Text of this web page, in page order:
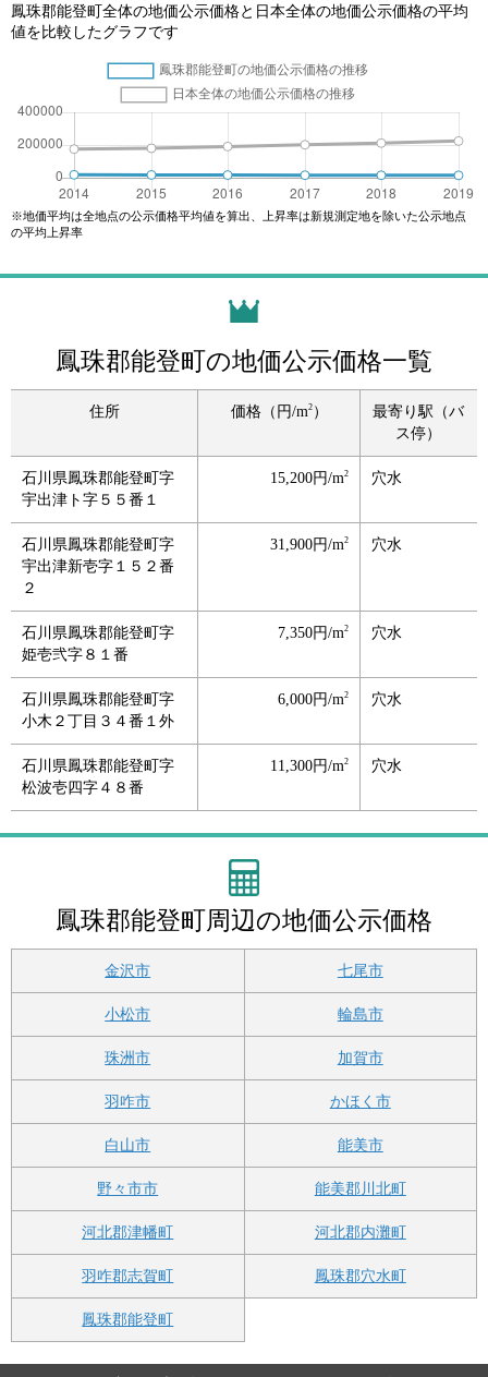
鳳珠郡能登町全体の地価公示価格と日本全体の地価公示価格の平均
値を比較したグラフです
※地価平均は全地点の公示価格平均値を算出、上昇率は新規測定地を除いた公示地点
の平均上昇率
鳳珠郡能登町の地価公示価格一覧
住所 価格（円/m2）
最寄り駅（バ
ス停）
石川県鳳珠郡能登町字
宇出津ト字５５番１
15,200円/m2 穴水
石川県鳳珠郡能登町字
宇出津新壱字１５２番
２
31,900円/m2 穴水
石川県鳳珠郡能登町字
姫壱弐字８１番
7,350円/m2 穴水
石川県鳳珠郡能登町字
小木２丁目３４番１外
6,000円/m2 穴水
石川県鳳珠郡能登町字
松波壱四字４８番
11,300円/m2 穴水
鳳珠郡能登町周辺の地価公示価格
金沢市 七尾市
小松市 輪島市
珠洲市 加賀市
羽咋市 かほく市
白山市 能美市
野々市市 能美郡川北町
河北郡津幡町 河北郡内灘町
羽咋郡志賀町 鳳珠郡穴水町
鳳珠郡能登町